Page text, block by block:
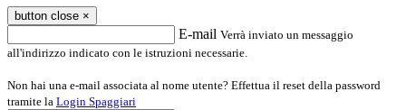
button close ×
E-mail Verrà inviato un messaggio
all'indirizzo indicato con le istruzioni necessarie.
Non hai una e-mail associata al nome utente? Effettua il reset della password
tramite la Login Spaggiari